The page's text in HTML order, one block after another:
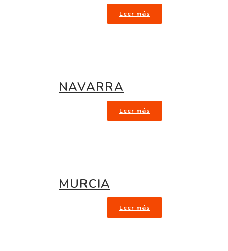
Leer más
NAVARRA
Leer más
MURCIA
Leer más